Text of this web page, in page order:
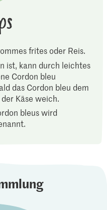
frites oder Reis.
ist, kann durch leichtes
Cordon bleu
das Cordon bleu dem
Käse weich.
bleus wird